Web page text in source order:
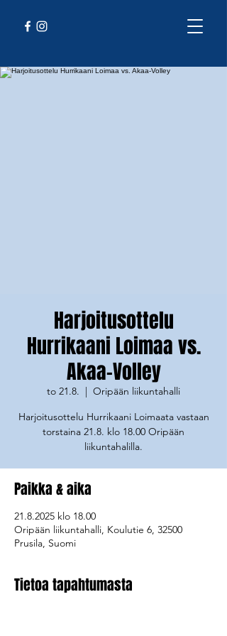
Harjoitusottelu
Hurrikaani Loimaa vs.
Akaa-Volley
to 21.8.
  |
Oripään liikuntahalli
Harjoitusottelu Hurrikaani Loimaata vastaan
torstaina 21.8. klo 18.00 Oripään
Paikka & aika
21.8.2025 klo 18.00
Oripään liikuntahalli, Koulutie 6, 32500
Prusila, Suomi
Tietoa tapahtumasta